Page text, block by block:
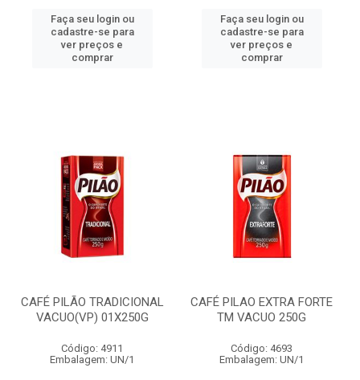
Faça seu login ou
cadastre-se para
ver preços e
comprar
Faça seu login ou
cadastre-se para
ver preços e
comprar
CAFÉ PILÃO TRADICIONAL
VACUO(VP) 01X250G
Código: 4911
Embalagem: UN/1
CAFÉ PILAO EXTRA FORTE
TM VACUO 250G
Código: 4693
Embalagem: UN/1